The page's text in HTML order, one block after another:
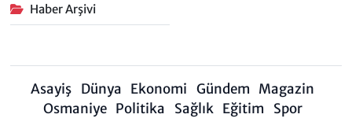
Haber Arşivi
Asayiş Dünya Ekonomi Gündem Magazin
Osmaniye Politika Sağlık Eğitim
Spor